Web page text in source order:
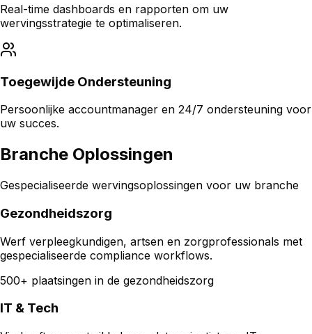
Real-time dashboards en rapporten om uw
wervingsstrategie te optimaliseren.
Toegewijde Ondersteuning
Persoonlijke accountmanager en 24/7 ondersteuning voor
uw succes.
Branche Oplossingen
Gespecialiseerde wervingsoplossingen voor uw branche
Gezondheidszorg
Werf verpleegkundigen, artsen en zorgprofessionals met
gespecialiseerde compliance workflows.
500+ plaatsingen in de gezondheidszorg
IT & Tech